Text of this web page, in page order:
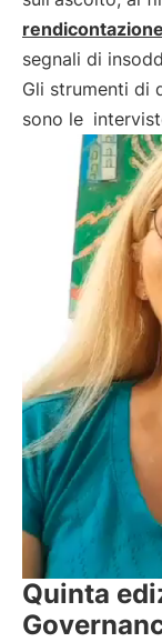
rendicontazione
segnali di
Gli strumenti di
sono le
Quinta